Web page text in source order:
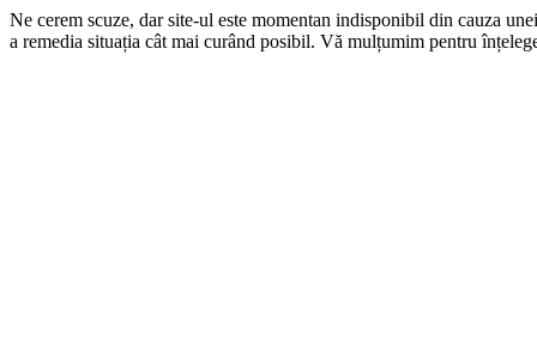
Ne cerem scuze, dar site-ul este momentan indisponibil din cauza
a remedia situația cât mai curând posibil. Vă mulțumim pentru